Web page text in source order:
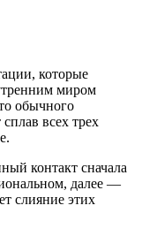
которые
миром
обычного
всех трех
контакт сначала
далее —
слияние этих